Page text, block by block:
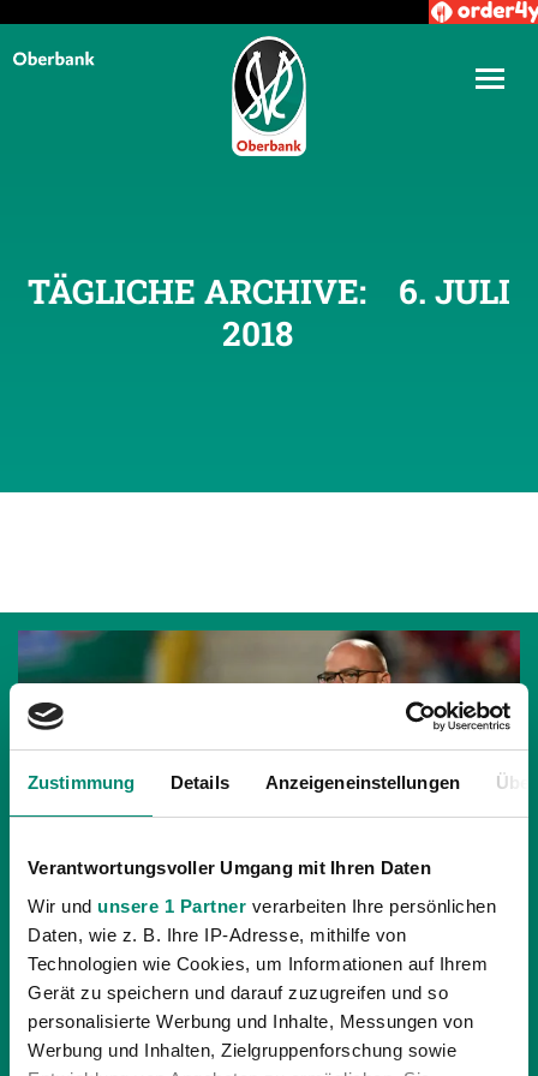
Zustimmung Details Anzeigeneinstellungen
Verantwortungsvoller Umgang mit Ihren Daten
Wir und unsere 1 Partner verarbeiten Ihre persönlichen
Daten, wie z. B. Ihre IP-Adresse, mithilfe von
Technologien wie Cookies, um Informationen auf Ihrem
Gerät zu speichern und darauf zuzugreifen und so
personalisierte Werbung und Inhalte, Messungen von
Werbung und Inhalten, Zielgruppenforschung sowie
TÄGLICHE ARCHIVE:
6. JULI
2018
06.07.2018| PROFIS
0:2-TESTSPIELNIEDERLAGE GEGEN FC